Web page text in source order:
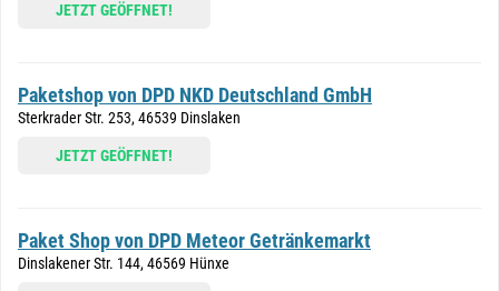
JETZT GEÖFFNET!
Paketshop von DPD NKD Deutschland GmbH
Sterkrader Str. 253, 46539 Dinslaken
JETZT GEÖFFNET!
Paket Shop von DPD Meteor Getränkemarkt
Dinslakener Str. 144, 46569 Hünxe